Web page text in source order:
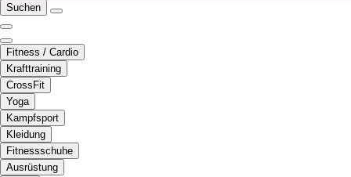
Suchen
Fitness / Cardio
Krafttraining
CrossFit
Yoga
Kampfsport
Kleidung
Fitnessschuhe
Ausrüstung